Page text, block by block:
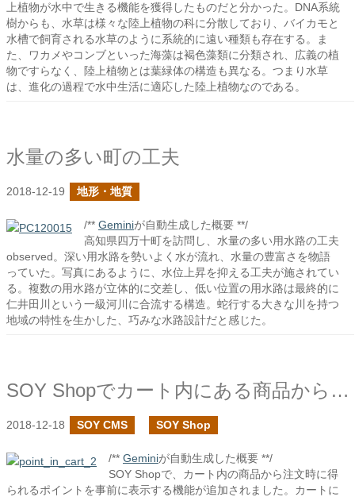
上植物が水中で生きる機能を獲得したものだと分かった。DNA系統
樹からも、水草は様々な陸上植物の科に分散しており、バイカモと
水槽で飼育される水草のように系統的に遠い種類も存在する。ま
た、ワカメやコンブといった海藻は褐色藻類に分類され、広義の植
物ですらなく、陸上植物とは葉緑体の構造も異なる。つまり水草
は、進化の過程で水中生活に適応した陸上植物なのである。
水量の多い町の工夫
2018-12-19 地形・地質
/** Geminiが自動生成した概要 **/
高知県四万十町を訪問し、水量の多い用水路の工夫
observed。深い用水路を勢いよく水が流れ、水量の豊富さを物語
っていた。写真にあるように、水位上昇を抑える工夫が施されてい
る。複数の用水路が立体的に交差し、低い位置の用水路は最終的に
仁井田川という一級河川に合流する構造。蛇行する大きな川を持つ
地域の特性を生かした、巧みな水路設計だと感じた。
SOY Shopでカート内にある商品から注文時に得られるポイントを出力するタグを追加しました
2018-12-18 SOY CMS SOY Shop
/** Geminiが自動生成した概要 **/
SOY Shopで、カート内の商品から注文時に得
られるポイントを事前に表示する機能が追加されました。カートに